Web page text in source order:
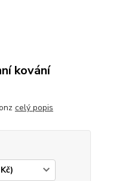
kování
celý popis